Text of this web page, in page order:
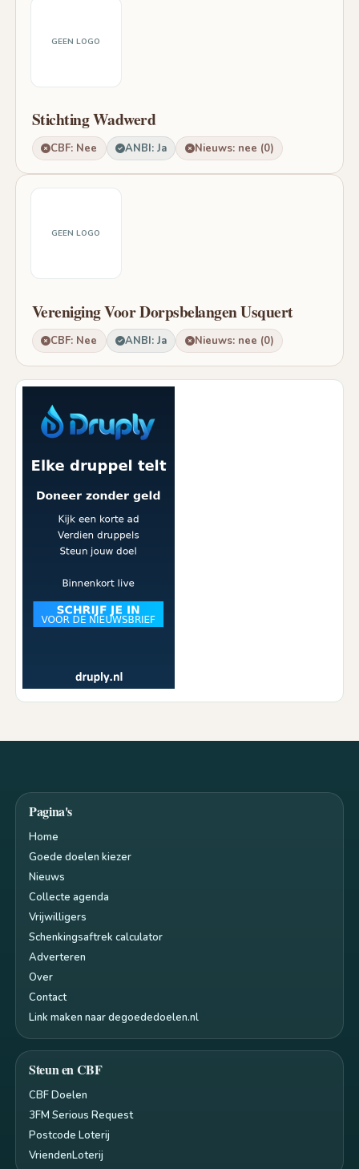
GEEN LOGO
Stichting Wadwerd
CBF: Nee ANBI: Ja Nieuws: nee (0)
GEEN LOGO
Vereniging Voor Dorpsbelangen Usquert
CBF: Nee ANBI: Ja Nieuws: nee (0)
Pagina's
Home
Goede doelen kiezer
Nieuws
Collecte agenda
Vrijwilligers
Schenkingsaftrek calculator
Adverteren
Over
Contact
Link maken naar degoededoelen.nl
Steun en CBF
CBF Doelen
3FM Serious Request
Postcode Loterij
VriendenLoterij